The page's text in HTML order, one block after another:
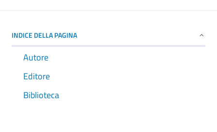
INDICE DELLA PAGINA
Autore
Editore
Biblioteca